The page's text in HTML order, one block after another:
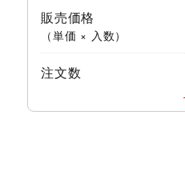
販売価格
（単価 × 入数）
注文数